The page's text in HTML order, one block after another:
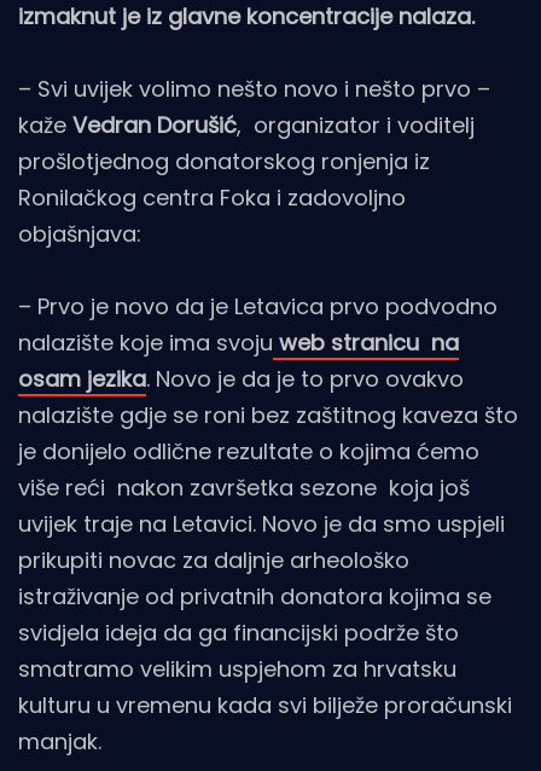
izmaknut je iz glavne koncentracije nalaza.
– Svi uvijek volimo nešto novo i nešto prvo –
kaže Vedran Dorušić, organizator i voditelj
prošlotjednog donatorskog ronjenja iz
Ronilačkog centra Foka i zadovoljno
objašnjava:
– Prvo je novo da je Letavica prvo podvodno
nalazište koje ima svoju web stranicu na
osam jezika. Novo je da je to prvo ovakvo
nalazište gdje se roni bez zaštitnog kaveza što
je donijelo odlične rezultate o kojima ćemo
više reći nakon završetka sezone koja još
uvijek traje na Letavici. Novo je da smo uspjeli
prikupiti novac za daljnje arheološko
istraživanje od privatnih donatora kojima se
svidjela ideja da ga financijski podrže što
smatramo velikim uspjehom za hrvatsku
kulturu u vremenu kada svi bilježe proračunski
manjak.